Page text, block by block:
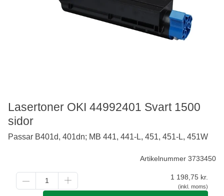
Artikelnummer 3733450
1 198,75 kr.
(inkl. moms)
Lasertoner OKI 44992401 Svart 1500
sidor
Passar B401d, 401dn; MB 441, 441-L, 451, 451-L, 451W